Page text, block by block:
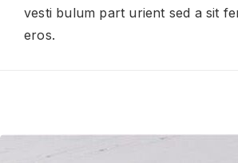
vesti bulum part urient sed a sit
eros.